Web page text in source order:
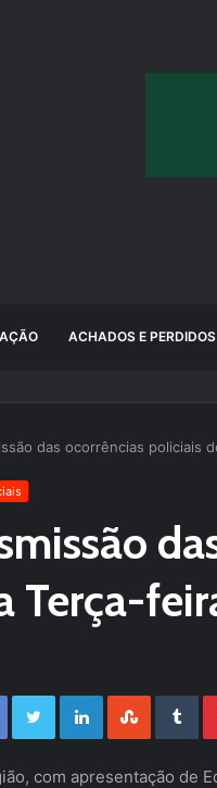
ACHADOS E PERDIDOS
das ocorrências policiais
Terça-
Facebook Twitter LinkedIn StumbleUpon Tumblr
com apresentação de